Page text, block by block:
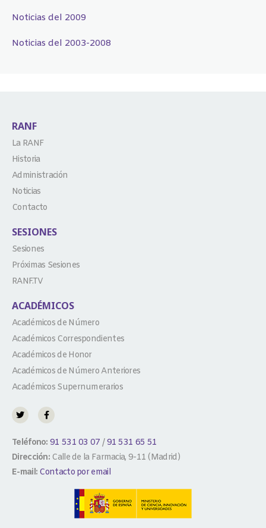
Noticias del 2009
Noticias del 2003-2008
RANF
La RANF
Historia
Administración
Noticias
Contacto
SESIONES
Sesiones
Próximas Sesiones
RANF.TV
ACADÉMICOS
Académicos de Número
Académicos Correspondientes
Académicos de Honor
Académicos de Número Anteriores
Académicos Supernumerarios
Teléfono: 91 531 03 07 /91 531 65 51
Dirección: Calle de la Farmacia, 9-11 (Madrid)
E-mail: Contacto por email